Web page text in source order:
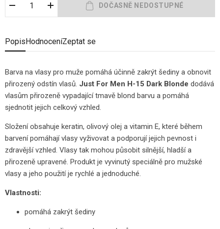
Popis HodnoceníZeptat se
Barva na vlasy pro muže pomáhá účinně zakrýt šediny a obnovit
přirozený odstín vlasů. Just For Men H-15 Dark Blonde dodává
vlasům přirozeně vypadající tmavě blond barvu a pomáhá
sjednotit jejich celkový vzhled.
Složení obsahuje keratin, olivový olej a vitamin E, které během
barvení pomáhají vlasy vyživovat a podporují jejich pevnost i
zdravější vzhled. Vlasy tak mohou působit silnější, hladší a
přirozeně upravené. Produkt je vyvinutý speciálně pro mužské
vlasy a jeho použití je rychlé a jednoduché.
Vlastnosti:
pomáhá zakrýt šediny